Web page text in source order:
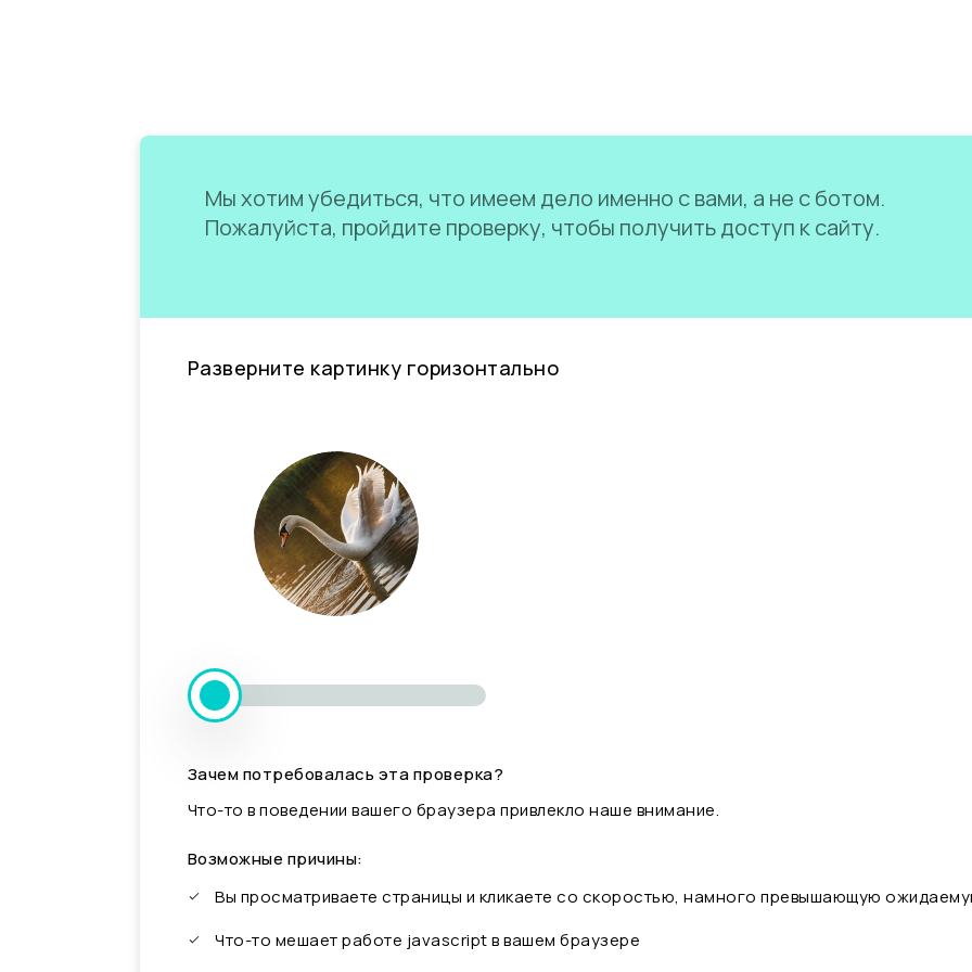
Мы хотим убедиться, что имеем дело именно с вами, а не с ботом.
Пожалуйста, пройдите проверку, чтобы получить доступ к сайту.
Разверните картинку горизонтально
Зачем потребовалась эта проверка?
Что-то в поведении вашего браузера привлекло наше внимание.
Возможные причины:
Вы просматриваете страницы и кликаете со скоростью, намного превышающую
Что-то мешает работе javascript в вашем браузере